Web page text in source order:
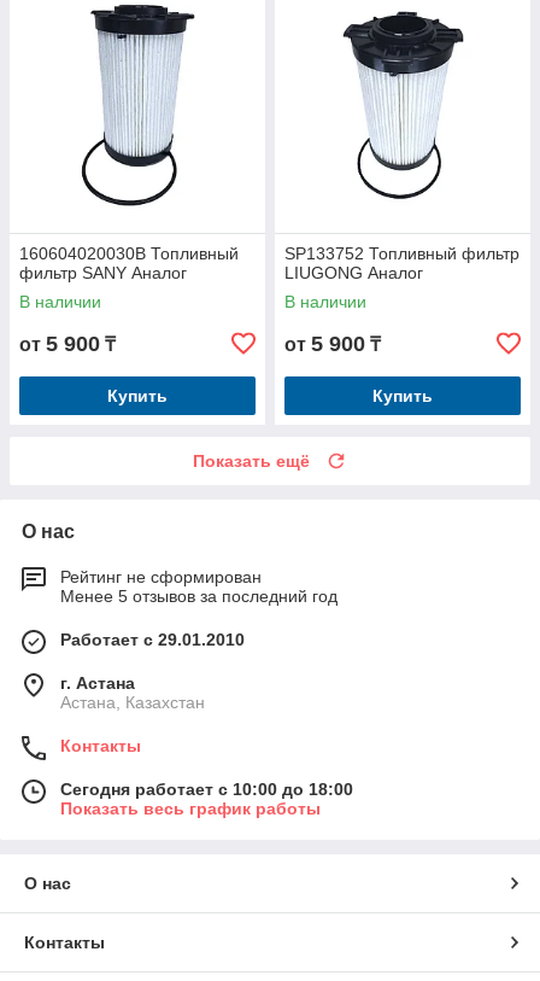
160604020030B Топливный
фильтр SANY Аналог
В наличии
от 5 900 ₸
Купить
SP133752 Топливный фильтр
LIUGONG Аналог
В наличии
от 5 900 ₸
Купить
Показать ещё
О нас
Рейтинг не сформирован
Менее 5 отзывов за последний год
Работает с 29.01.2010
г. Астана
Астана, Казахстан
Контакты
Сегодня работает с 10:00 до 18:00
Показать весь график работы
О нас
Контакты